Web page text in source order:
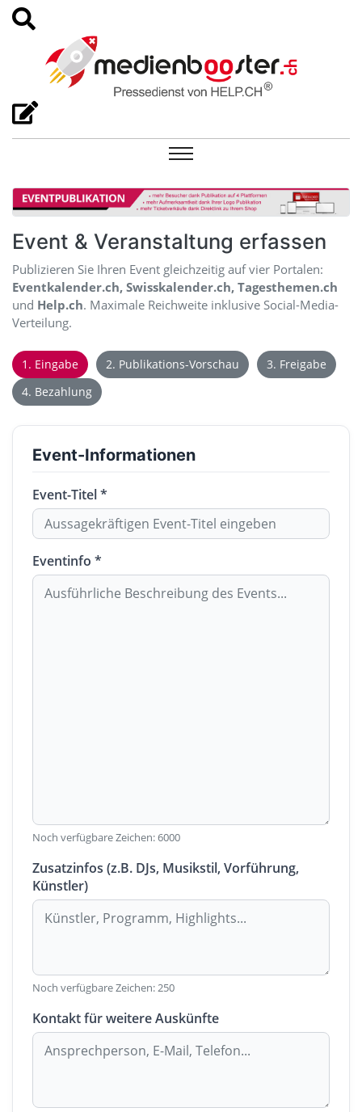
Event & Veranstaltung erfassen
Publizieren Sie Ihren Event gleichzeitig auf vier Portalen:
Eventkalender.ch, Swisskalender.ch, Tagesthemen.ch
und Help.ch. Maximale Reichweite inklusive Social-Media-
Verteilung.
1. Eingabe 2. Publikations-Vorschau
3. Freigabe
4. Bezahlung
Event-Informationen
Event-Titel *
Eventinfo *
Noch verfügbare Zeichen:6000
Zusatzinfos (z.B. DJs, Musikstil, Vorführung,
Künstler)
Noch verfügbare Zeichen:250
Kontakt für weitere Auskünfte